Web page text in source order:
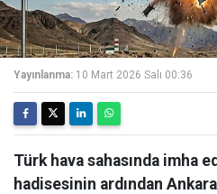
Yayınlanma: 10 Mart 2026 Salı 00:36
Türk hava sahasında imha
hadisesinin ardından